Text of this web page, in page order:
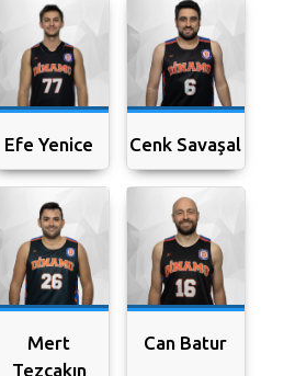
Efe Yenice Cenk Savaşal
Mert
Tezçakın
Can Batur